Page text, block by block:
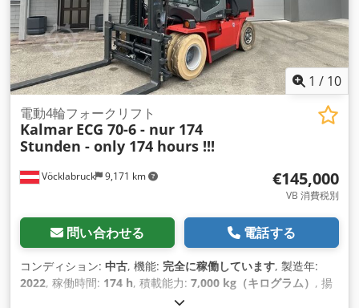
1 / 10
Vöcklabruck 9,171 km
電動4輪フォークリフト
Kalmar ECG 70-6 - nur 174
Stunden - only 174 hours !!!
€145,000
VB 消費税別
問い合わせる 電話する
コンディション: 中古, 機能: 完全に稼働しています, 製造年:
2022, 稼働時間: 174 h, 積載能力: 7,000 kg（キログラム） , 揚
2,405 mm